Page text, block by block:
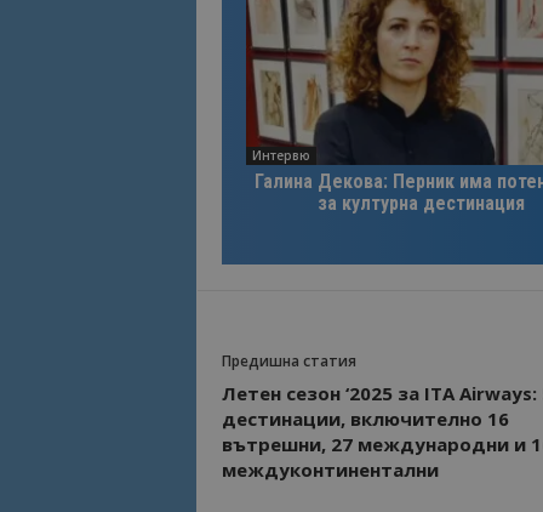
Интервю
Галина Декова: Перник има
за културна дестинация
Предишна статия
Летен сезон ‘2025 за ITA Airways:
дестинации, включително 16
вътрешни, 27 международни и
междуконтинентални
Име
is_visitor_unique
is_unique
_ga
Име